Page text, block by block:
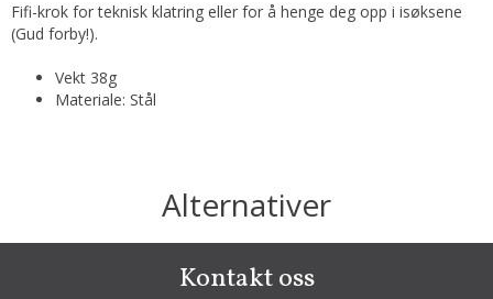
Fifi-krok for teknisk klatring eller for å henge deg opp i isøksene
(Gud forby!).
Vekt 38g
Materiale: Stål
Alternativer
Kontakt oss